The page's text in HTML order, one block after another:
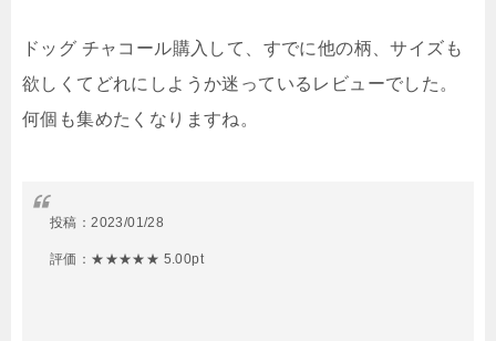
ドッグ チャコール購入して、すでに他の柄、サイズも
欲しくてどれにしようか迷っているレビューでした。
何個も集めたくなりますね。
投稿：2023/01/28
評価：★★★★★ 5.00pt